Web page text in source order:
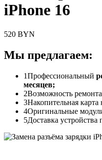
iPhone 16
520 BYN
Мы предлагаем:
1Профессиональный
месяцев;
2Возможность ремонта
3Накопительная карта
4Оригинальные
5Доставка